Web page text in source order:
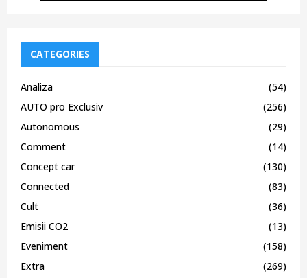
CATEGORIES
Analiza
(54)
AUTO pro Exclusiv
(256)
Autonomous
(29)
Comment
(14)
Concept car
(130)
Connected
(83)
Cult
(36)
Emisii CO2
(13)
Eveniment
(158)
Extra
(269)